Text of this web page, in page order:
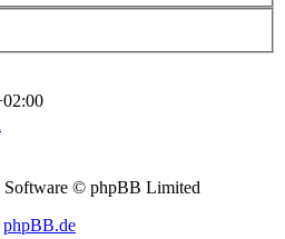
© phpBB Limited
phpBB.de